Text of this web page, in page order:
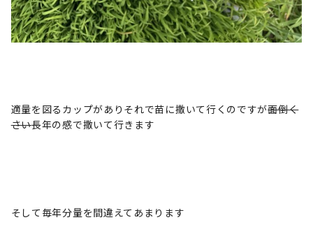
適量を図るカップがありそれで苗に撒いて行くのですが面倒く
さい長年の感で撒いて行きます
そして毎年分量を間違えてあまります